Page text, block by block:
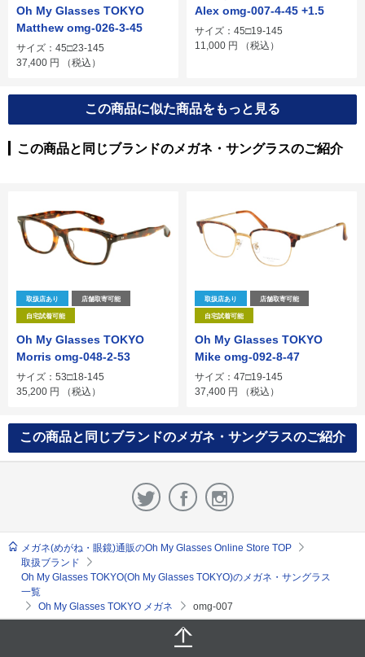
Oh My Glasses TOKYO
Matthew omg-026-3-45
サイズ：45□23-145
37,400 円 （税込）
Alex omg-007-4-45 +1.5
サイズ：45□19-145
11,000 円 （税込）
この商品に似た商品をもっと見る
この商品と同じブランドのメガネ・サングラスのご紹介
取扱店あり 店舗取寄可能
自宅試着可能
Oh My Glasses TOKYO
Morris omg-048-2-53
サイズ：53□18-145
35,200 円 （税込）
取扱店あり 店舗取寄可能
自宅試着可能
Oh My Glasses TOKYO
Mike omg-092-8-47
サイズ：47□19-145
37,400 円 （税込）
この商品と同じブランドのメガネ・サングラスのご紹介
メガネ(めがね・眼鏡)通販のOh My Glasses Online Store TOP
取扱ブランド
Oh My Glasses TOKYO(Oh My Glasses TOKYO)のメガネ・サングラス
一覧
Oh My Glasses TOKYO メガネ
omg-007